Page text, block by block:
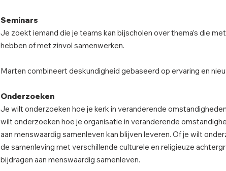
Seminars
Je zoekt iemand die je teams kan bijscholen over thema’s die
hebben of met zinvol samenwerken.
Marten combineert deskundigheid gebaseerd op ervaring en
Onderzoeken
Je wilt onderzoeken hoe je kerk in veranderende
wilt onderzoeken hoe je organisatie in veranderende
aan menswaardig samenleven kan blijven leveren. Of je wilt
de samenleving met verschillende culturele en religieuze
bijdragen aan menswaardig samenleven.